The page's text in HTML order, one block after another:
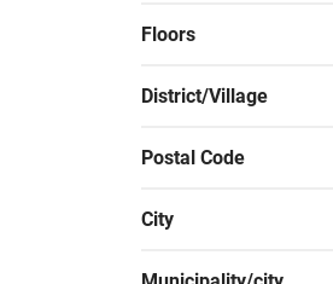
Floors
District/Village
Postal Code
City